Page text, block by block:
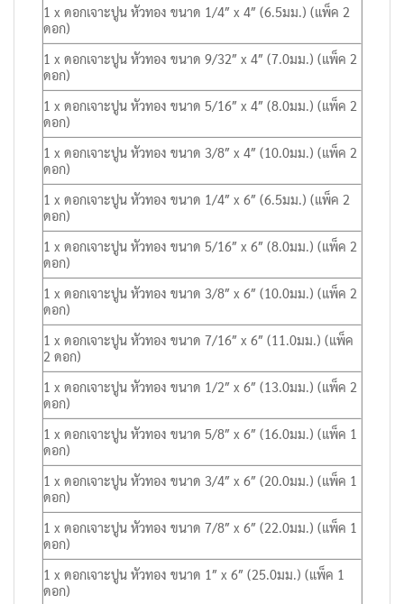
1 x ดอกเจาะปูน หัวทอง ขนาด 1/4″ x 4″ (6.5มม.) (แพ็ค 2
ดอก)
1 x ดอกเจาะปูน หัวทอง ขนาด 9/32″ x 4″ (7.0มม.) (แพ็ค 2
ดอก)
1 x ดอกเจาะปูน หัวทอง ขนาด 5/16″ x 4″ (8.0มม.) (แพ็ค 2
ดอก)
1 x ดอกเจาะปูน หัวทอง ขนาด 3/8″ x 4″ (10.0มม.) (แพ็ค 2
ดอก)
1 x ดอกเจาะปูน หัวทอง ขนาด 1/4″ x 6″ (6.5มม.) (แพ็ค 2
ดอก)
1 x ดอกเจาะปูน หัวทอง ขนาด 5/16″ x 6″ (8.0มม.) (แพ็ค 2
ดอก)
1 x ดอกเจาะปูน หัวทอง ขนาด 3/8″ x 6″ (10.0มม.) (แพ็ค 2
ดอก)
1 x ดอกเจาะปูน หัวทอง ขนาด 7/16″ x 6″ (11.0มม.) (แพ็ค
2 ดอก)
1 x ดอกเจาะปูน หัวทอง ขนาด 1/2″ x 6″ (13.0มม.) (แพ็ค 2
ดอก)
1 x ดอกเจาะปูน หัวทอง ขนาด 5/8″ x 6″ (16.0มม.) (แพ็ค 1
ดอก)
1 x ดอกเจาะปูน หัวทอง ขนาด 3/4″ x 6″ (20.0มม.) (แพ็ค 1
ดอก)
1 x ดอกเจาะปูน หัวทอง ขนาด 7/8″ x 6″ (22.0มม.) (แพ็ค 1
ดอก)
1 x ดอกเจาะปูน หัวทอง ขนาด 1″ x 6″ (25.0มม.) (แพ็ค 1
ดอก)